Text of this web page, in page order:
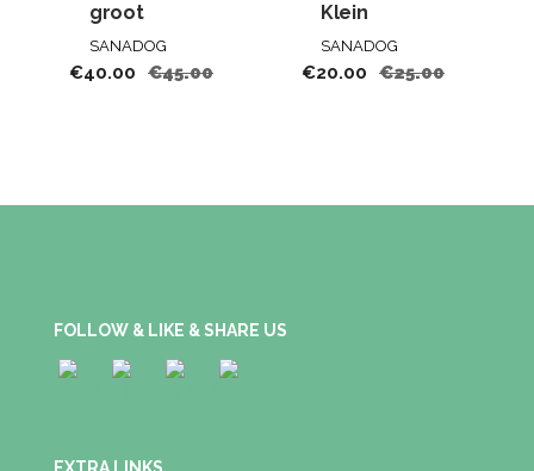
groot
SANADOG
€45.00
€40.00
Klein
SANADOG
€25.00
€20.00
FOLLOW & LIKE & SHARE US